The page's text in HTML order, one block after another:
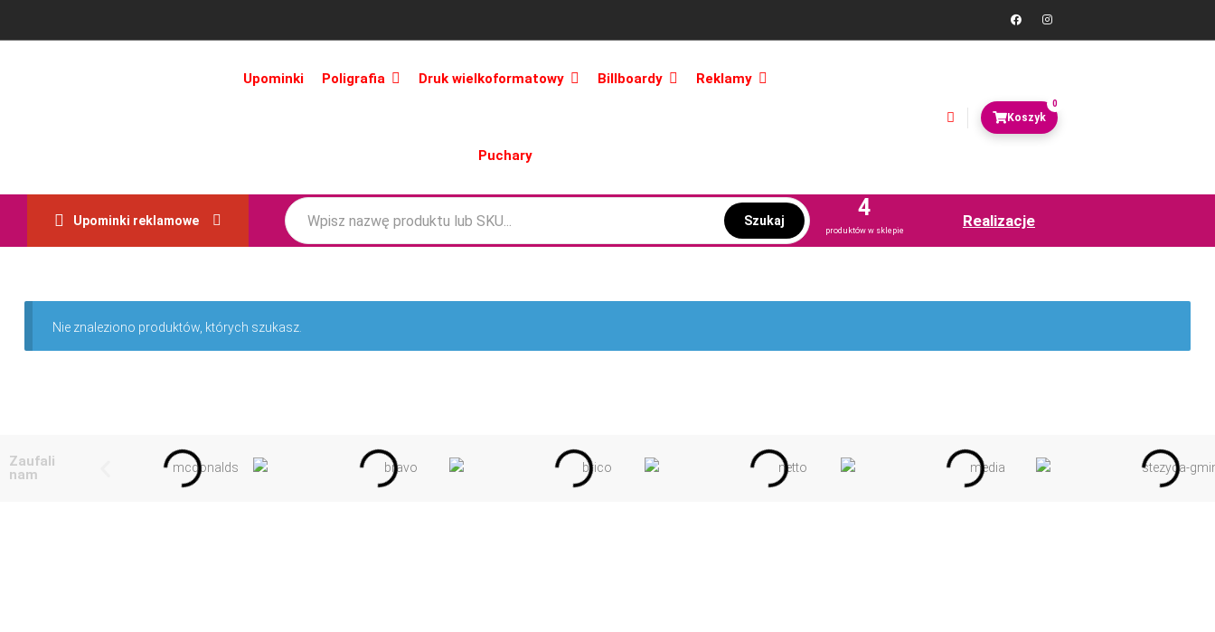
Upominki Poligrafia Druk wielkoformatowy Billboardy Reklamy
Puchary
0
Upominki reklamowe Szukaj
produktów w sklepie
4 Realizacje
Nie znaleziono produktów, których szukasz.
Zaufali
nam